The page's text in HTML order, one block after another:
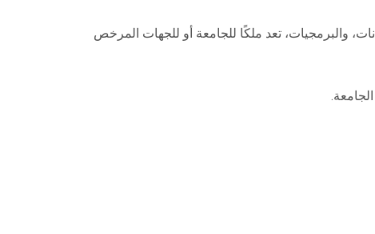
والبرمجيات، تعد ملكًا للجامعة أو للجهات المرخص